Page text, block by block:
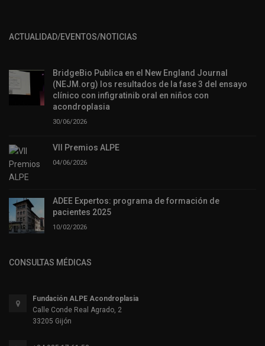
ACTUALIDAD/EVENTOS/NOTICIAS
BridgeBio Publica en el New England Journal
(NEJM.org) los resultados de la fase 3 del ensayo
clínico con infigratinib oral en niños con
acondroplasia
30/06/2026
VII Premios ALPE
04/06/2026
ADEE Expertos: programa de formación de
pacientes 2025
10/02/2026
CONSULTAS MÉDICAS
Fundación ALPE Acondroplasia
Calle Conde Real Agrado, 2
33205 Gijón